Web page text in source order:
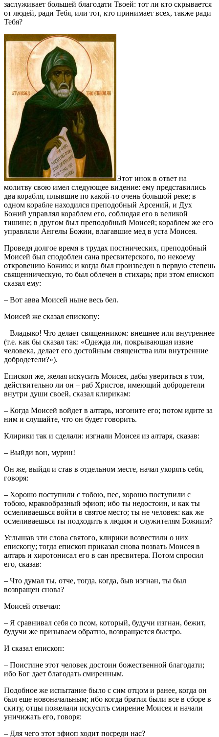
заслуживает большей благодати Твоей: тот ли кто скрывается
от людей, ради Тебя, или тот, кто принимает всех, также ради
Тебя?
Этот инок в ответ на
молитву свою имел следующее видение: ему представились
два корабля, плывшие по какой-то очень большой реке; в
одном корабле находился преподобный Арсений, и Дух
Божий управлял кораблем его, соблюдая его в великой
тишине; в другом был преподобный Моисей; кораблем же его
управляли Ангелы Божии, влагавшие мед в уста Моисея.
Проведя долгое время в трудах постнических, преподобный
Моисей был сподоблен сана пресвитерского, по некоему
откровению Божию; и когда был произведен в первую степень
священническую, то был облечен в стихарь; при этом епископ
сказал ему:
– Вот авва Моисей ныне весь бел.
Моисей же сказал епископу:
– Владыко! Что делает священником: внешнее или внутреннее
(т.е. как бы сказал так: «Одежда ли, покрывающая извне
человека, делает его достойным священства или внутренние
добродетели?»).
Епископ же, желая искусить Моисея, дабы увериться в том,
действительно ли он – раб Христов, имеющий добродетели
внутри души своей, сказал клирикам:
– Когда Моисей войдет в алтарь, изгоните его; потом идите за
ним и слушайте, что он будет говорить.
Клирики так и сделали: изгнали Моисея из алтаря, сказав:
– Выйди вон, мурин!
Он же, выйдя и став в отдельном месте, начал укорять себя,
говоря:
– Хорошо поступили с тобою, пес, хорошо поступили с
тобою, мракообразный эфиоп; ибо ты недостоин, и как ты
осмеливаешься войти в святое место; ты не человек: как же
осмеливаешься ты подходить к людям и служителям Божиим?
Услышав эти слова святого, клирики возвестили о них
епископу; тогда епископ приказал снова позвать Моисея в
алтарь и хиротонисал его в сан пресвитера. Потом спросил
его, сказав:
– Что думал ты, отче, тогда, когда, быв изгнан, ты был
возвращен снова?
Моисей отвечал:
– Я сравнивал себя со псом, который, будучи изгнан, бежит,
будучи же призываем обратно, возвращается быстро.
И сказал епископ:
– Поистине этот человек достоин божественной благодати;
ибо Бог дает благодать смиренным.
Подобное же испытание было с сим отцом и ранее, когда он
был еще новоначальным; ибо когда братия были все в сборе в
скиту, отцы пожелали искусить смирение Моисея и начали
уничижать его, говоря:
– Для чего этот эфиоп ходит посреди нас?